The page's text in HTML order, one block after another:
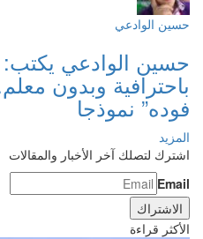
حسين الوادعي
حسين الوادعي يكتب:
باحترافية وبدون
فوده” نموذجا
المزيد
اشترك لتصلك آخر الأخبار والمقالات
Email
الأكثر قراءة